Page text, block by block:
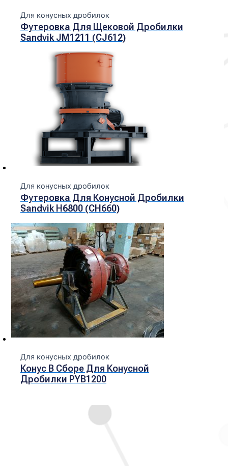
Для конусных дробилок
Футеровка Для Щековой Дробилки
Sandvik JM1211 (CJ612)
Для конусных дробилок
Футеровка Для Конусной Дробилки
Sandvik H6800 (CH660)
Для конусных дробилок
Конус В Сборе Для Конусной
Дробилки PYB1200